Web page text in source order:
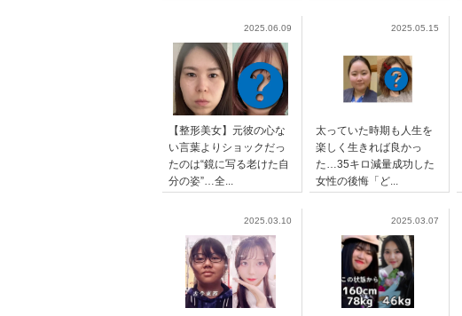
2025.06.09
【整形美女】元彼の心な
い言葉よりショックだっ
たのは“鏡に写る老けた自
分の姿”…全...
2025.05.15
太っていた時期も人生を
楽しく生きれば良かっ
た…35キロ減量成功した
女性の後悔「ど...
2025.03.10 2025.03.07